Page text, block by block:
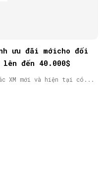
ưu đãi mớicho đối
đến 40.000$
XM mới và hiện tại có...